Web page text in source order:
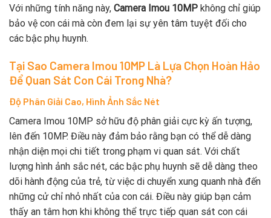
Với những tính năng này, Camera Imou 10MP không chỉ giúp
bảo vệ con cái mà còn đem lại sự yên tâm tuyệt đối cho
các bậc phụ huynh.
Tại Sao Camera Imou 10MP Là Lựa Chọn Hoàn Hảo
Để Quan Sát Con Cái Trong Nhà?
Độ Phân Giải Cao, Hình Ảnh Sắc Nét
Camera Imou 10MP sở hữu độ phân giải cực kỳ ấn tượng,
lên đến 10MP. Điều này đảm bảo rằng bạn có thể dễ dàng
nhận diện mọi chi tiết trong phạm vi quan sát. Với chất
lượng hình ảnh sắc nét, các bậc phụ huynh sẽ dễ dàng theo
dõi hành động của trẻ, từ việc di chuyển xung quanh nhà đến
những cử chỉ nhỏ nhất của con cái. Điều này giúp bạn cảm
thấy an tâm hơn khi không thể trực tiếp quan sát con cái